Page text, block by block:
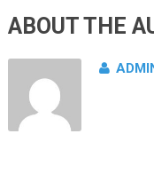
ABOUT THE